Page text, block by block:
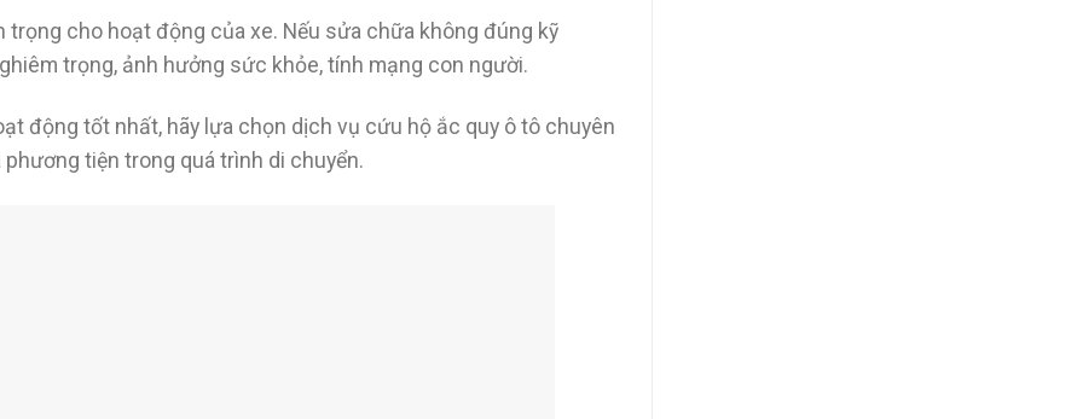
cho hoạt động của xe. Nếu sửa chữa không đúng kỹ
trọng, ảnh hưởng sức khỏe, tính mạng con người.
động tốt nhất, hãy lựa chọn dịch vụ cứu hộ ắc quy ô tô chuyên
tiện trong quá trình di chuyển.